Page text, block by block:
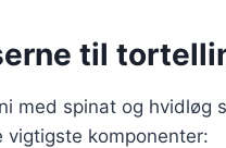
til
med spinat og
vigtigste komponenter: